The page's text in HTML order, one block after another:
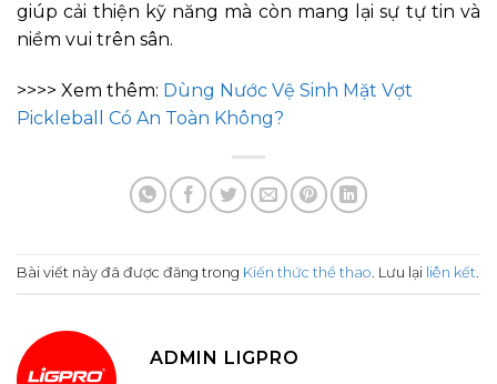
giúp cải thiện kỹ năng mà còn mang lại sự tự tin và
niềm vui trên sân.
>>>> Xem thêm: Dùng Nước Vệ Sinh Mặt Vợt
Pickleball Có An Toàn Không?
Bài viết này đã được đăng trong Kiến thức thể thao. Lưu lại liên kết.
ADMIN LIGPRO